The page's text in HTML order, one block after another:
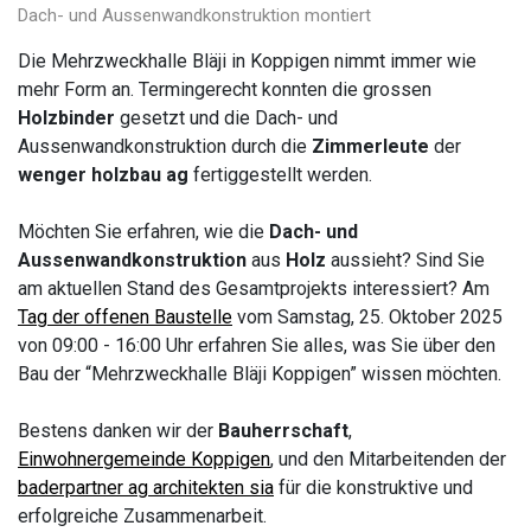
Dach- und Aussenwandkonstruktion montiert
Die Mehrzweckhalle Bläji in Koppigen nimmt immer wie
mehr Form an. Termingerecht konnten die grossen
Holzbinder gesetzt und die Dach- und
Aussenwandkonstruktion durch die Zimmerleute der
wenger holzbau ag fertiggestellt werden.
Möchten Sie erfahren, wie die Dach- und
Aussenwandkonstruktion aus Holz aussieht? Sind Sie
am aktuellen Stand des Gesamtprojekts interessiert? Am
Tag der offenen Baustelle vom Samstag, 25. Oktober 2025
von 09:00 - 16:00 Uhr erfahren Sie alles, was Sie über den
Bau der “Mehrzweckhalle Bläji Koppigen” wissen möchten.
Bestens danken wir der Bauherrschaft,
Einwohnergemeinde Koppigen, und den Mitarbeitenden der
baderpartner ag architekten sia für die konstruktive und
erfolgreiche Zusammenarbeit.